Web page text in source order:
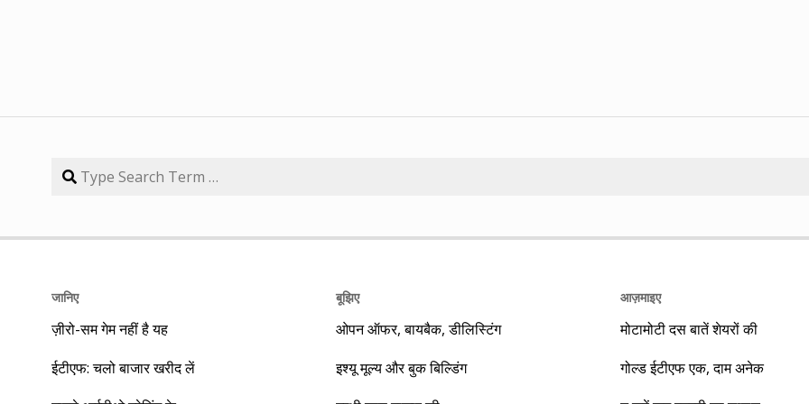
जानिए
ज़ीरो-सम गेम नहीं है यह
ईटीएफ: चलो बाजार खरीद लें
बूझिए
ओपन ऑफर, बायबैक, डीलिस्टिंग
इश्यू मूल्य और बुक बिल्डिंग
आज़माइए
मोटामोटी दस बातें शेयरों की
गोल्ड ईटीएफ एक, दाम अनेक